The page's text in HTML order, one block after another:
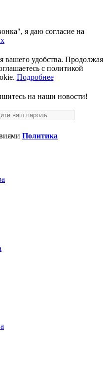
я даю согласие на
удобства. Продолжая
с политикой
Подробнее
на наши новости!
Политика